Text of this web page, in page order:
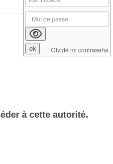
à cette autorité.
Olvidé mi contraseña